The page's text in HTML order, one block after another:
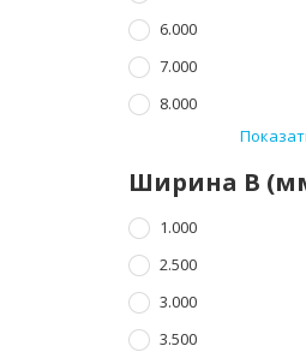
6.000
7.000
8.000
Ширина B
1.000
2.500
3.000
3.500